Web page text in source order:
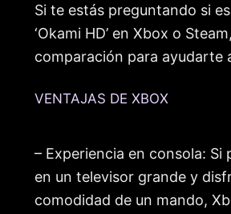
Si te estás preguntando si
‘Okami HD’ en Xbox o
comparación para ayudarte
VENTAJAS DE XBOX
– Experiencia en consola: Si
en un televisor grande y
comodidad de un mando,